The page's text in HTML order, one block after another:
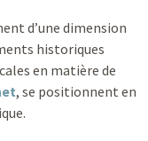
d’une dimension
historiques
en matière de
, se positionnent en